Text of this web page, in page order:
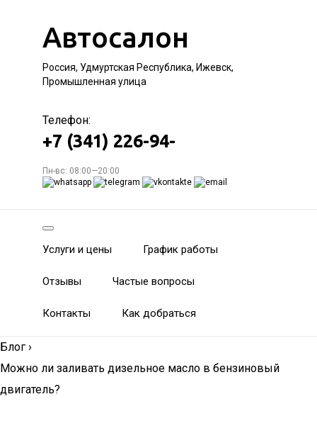
Автосалон
Россия, Удмуртская Республика, Ижевск,
Промышленная улица
Телефон:
+7 (341) 226-94-
Пн-вс: 08:00—20:00
Услуги и цены График работы
Отзывы Частые вопросы
Контакты Как добраться
Блог ›
Можно ли заливать дизельное масло в бензиновый
двигатель?